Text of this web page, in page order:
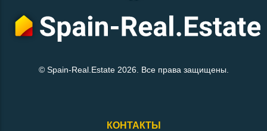
© Spain-Real.Estate 2026. Все права защищены.
КОНТАКТЫ